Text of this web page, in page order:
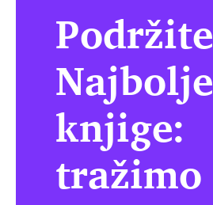
Podržite
Najbolje
knjige:
tražimo